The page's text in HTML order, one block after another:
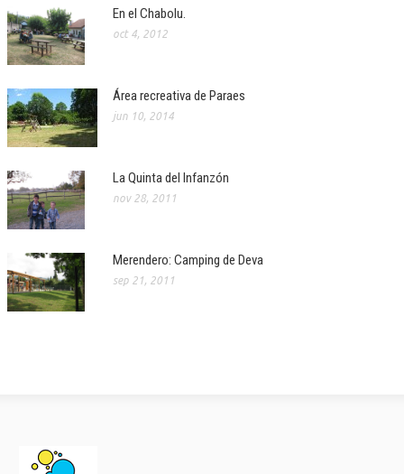
En el Chabolu.
oct 4, 2012
Área recreativa de Paraes
jun 10, 2014
La Quinta del Infanzón
nov 28, 2011
Merendero: Camping de Deva
sep 21, 2011